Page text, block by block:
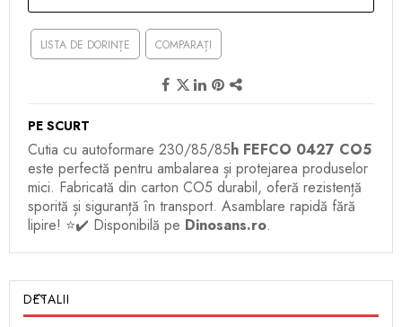
LISTA DE DORINȚE COMPARAȚI
PE SCURT
Cutia cu autoformare 230/85/85h FEFCO 0427 CO5
este perfectă pentru ambalarea și protejarea produselor
mici. Fabricată din carton CO5 durabil, oferă rezistență
sporită și siguranță în transport. Asamblare rapidă fără
lipire! ⭐✔️ Disponibilă pe Dinosans.ro.
DETALII